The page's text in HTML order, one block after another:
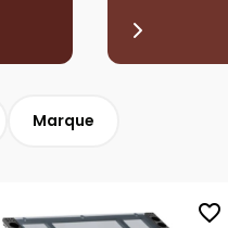
Marque
favorite_border